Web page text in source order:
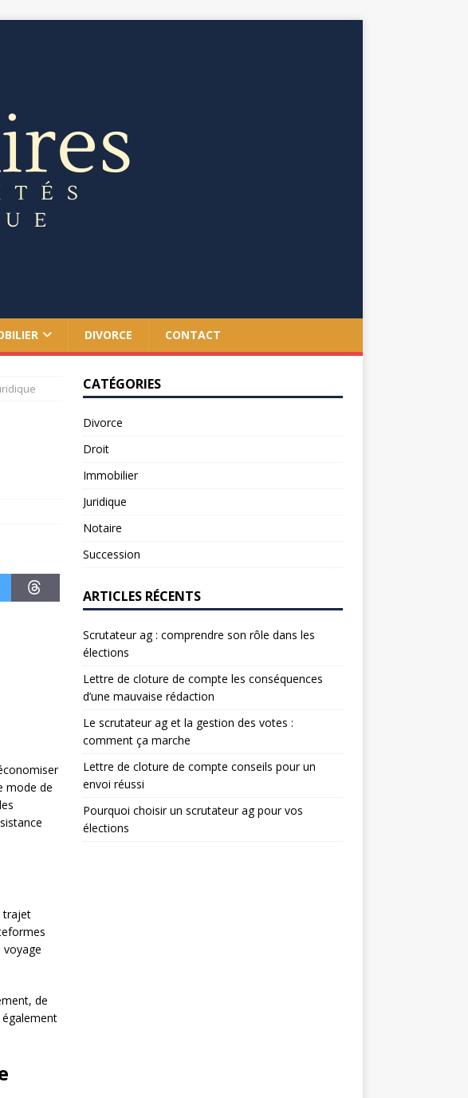
DIVORCE CONTACT
mode de
trajet
voyage
de
CATÉGORIES
Divorce
Droit
Immobilier
Juridique
Notaire
Succession
ARTICLES RÉCENTS
Scrutateur ag : comprendre son rôle dans les
élections
Lettre de cloture de compte les conséquences
d’une mauvaise rédaction
Le scrutateur ag et la gestion des votes :
comment ça marche
Lettre de cloture de compte conseils pour un
envoi réussi
Pourquoi choisir un scrutateur ag pour vos
élections